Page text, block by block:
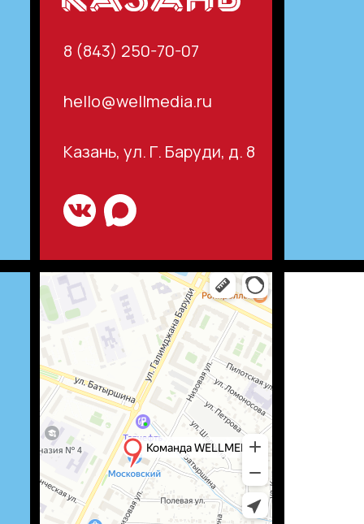
8 (843) 250-70-07
hello@wellmedia.ru
Казань, ул. Г. Баруди, д. 8